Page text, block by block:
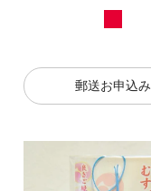
郵送お申込み